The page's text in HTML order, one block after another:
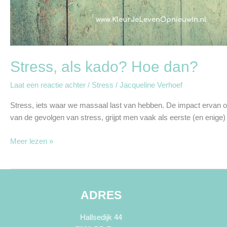
Stress, als kado? Hoe dan?
Laat een reactie achter / Stress / Jacqueline Verhoef
Stress, iets waar we massaal last van hebben. De impact ervan
van de gevolgen van stress, grijpt men vaak als eerste (en
Meer lezen »
ADRES
Hallsedijk 44